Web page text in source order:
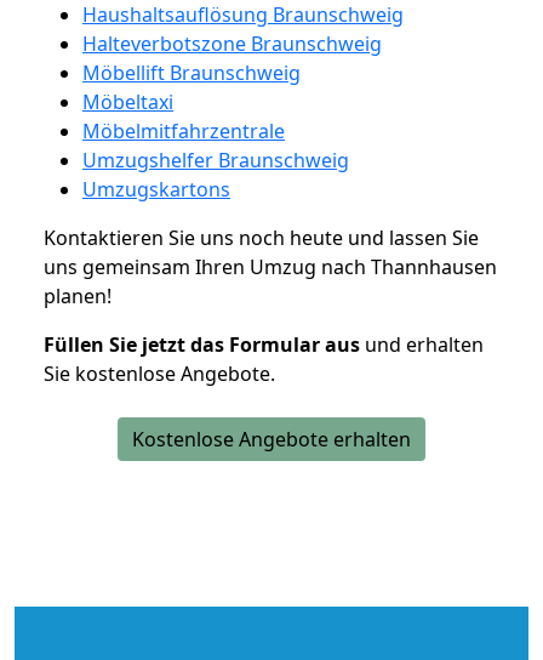
Haushaltsauflösung Braunschweig
Halteverbotszone Braunschweig
Möbellift Braunschweig
Möbeltaxi
Möbelmitfahrzentrale
Umzugshelfer Braunschweig
Umzugskartons
Kontaktieren Sie uns noch heute und lassen Sie
uns gemeinsam Ihren Umzug nach Thannhausen
planen!
Füllen Sie jetzt das Formular aus und erhalten
Sie kostenlose Angebote.
Kostenlose Angebote erhalten